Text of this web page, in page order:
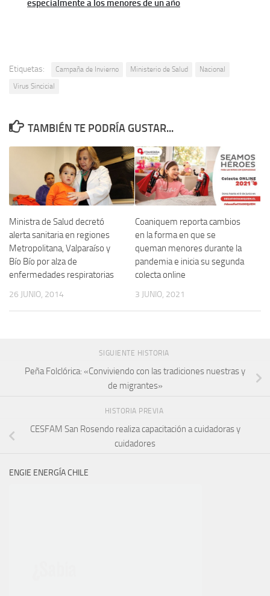
especialmente a los menores de un año
Etiquetas: Campaña de Invierno Ministerio de Salud
Nacional
Virus Sincicial
TAMBIÉN TE PODRÍA GUSTAR...
Ministra de Salud decretó
alerta sanitaria en regiones
Metropolitana, Valparaíso y
Bío Bío por alza de
enfermedades respiratorias
26 JUNIO, 2014
Coaniquem reporta cambios
en la forma en que se
queman menores durante la
pandemia e inicia su segunda
colecta online
3 JUNIO, 2021
SIGUIENTE HISTORIA
Peña Folclórica: «Conviviendo con las tradiciones nuestras y
de migrantes»
HISTORIA PREVIA
CESFAM San Rosendo realiza capacitación a cuidadoras y
cuidadores
ENGIE ENERGÍA CHILE